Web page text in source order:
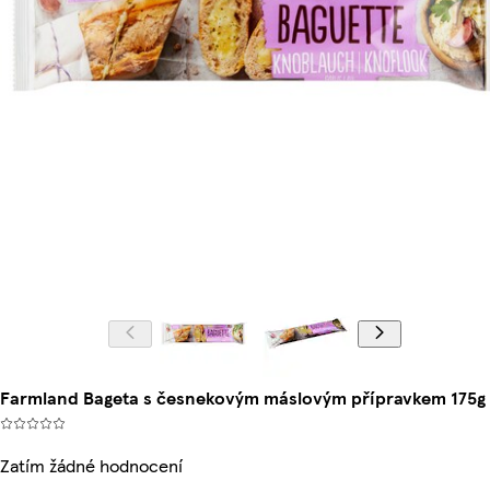
Farmland Bageta s česnekovým máslovým přípravkem 175g
Zatím žádné hodnocení